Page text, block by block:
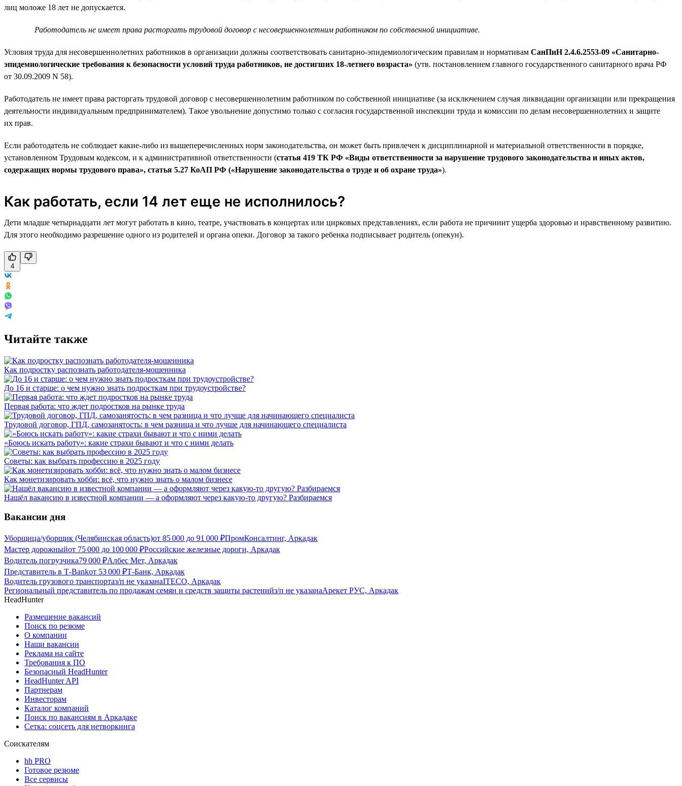
лиц моложе 18 лет не допускается.
Работодатель не имеет права расторгать трудовой договор с несовершеннолетним работником по собственной инициативе.
Условия труда для несовершеннолетних работников в организации должны соответствовать санитарно-эпидемиологическим правилам и нормативам СанПиН 2.4.6.2553-09 «Санитарно-
эпидемиологические требования к безопасности условий труда работников, не достигших 18-летнего возраста» (утв. постановлением главного государственного санитарного врача РФ
от 30.09.2009 N 58).
Работодатель не имеет права расторгать трудовой договор с несовершеннолетним работником по собственной инициативе (за исключением случая ликвидации организации или прекращения
деятельности индивидуальным предпринимателем). Такое увольнение допустимо только с согласия государственной инспекции труда и комиссии по делам несовершеннолетних и защите
их прав.
Если работодатель не соблюдает какие-либо из вышеперечисленных норм законодательства, он может быть привлечен к дисциплинарной и материальной ответственности в порядке,
установленном Трудовым кодексом, и к административной ответственности (статья 419 ТК РФ «Виды ответственности за нарушение трудового законодательства и иных актов,
содержащих нормы трудового права», статья 5.27 КоАП РФ («Нарушение законодательства о труде и об охране труда»).
Как работать, если 14 лет еще не исполнилось?
Дети младше четырнадцати лет могут работать в кино, театре, участвовать в концертах или цирковых представлениях, если работа не причинит ущерба здоровью и нравственному развитию.
Для этого необходимо разрешение одного из родителей и органа опеки. Договор за такого ребенка подписывает родитель (опекун).
4
Читайте также
Как подростку распознать работодателя-мошенника
До 16 и старше: о чем нужно знать подросткам при трудоустройстве?
Первая работа: что ждет подростков на рынке труда
Трудовой договор, ГПД, самозанятость: в чем разница и что лучше для начинающего специалиста
«Боюсь искать работу»: какие страхи бывают и что с ними делать
Советы: как выбрать профессию в 2025 году
Как монетизировать хобби: всё, что нужно знать о малом бизнесе
Нашёл вакансию в известной компании — а оформляют через какую-то другую? Разбираемся
Вакансии дня
Уборщица/уборщик (Челябинская область)от 85 000 до 91 000 ₽ПромКонсалтинг, Аркадак
Мастер дорожныйот 75 000 до 100 000 ₽Российские железные дороги, Аркадак
Водитель погрузчика79 000 ₽Албес Мет, Аркадак
Представитель в Т-Bankот 53 000 ₽Т-Банк, Аркадак
Водитель грузового транспортаз/п не указанаITECO, Аркадак
Региональный представитель по продажам семян и средств защиты растенийз/п не указанаАрекет РУС, Аркадак
HeadHunter
Размещение вакансий
Поиск по резюме
О компании
Наши вакансии
Реклама на сайте
Требования к ПО
Безопасный HeadHunter
HeadHunter API
Партнерам
Инвесторам
Каталог компаний
Поиск по вакансиям в Аркадаке
Сетка: соцсеть для нетворкинга
Соискателям
hh PRO
Готовое резюме
Все сервисы